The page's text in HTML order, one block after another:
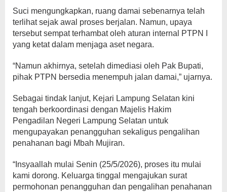
Suci mengungkapkan, ruang damai sebenarnya telah
terlihat sejak awal proses berjalan. Namun, upaya
tersebut sempat terhambat oleh aturan internal PTPN I
yang ketat dalam menjaga aset negara.
“Namun akhirnya, setelah dimediasi oleh Pak Bupati,
pihak PTPN bersedia menempuh jalan damai,” ujarnya.
Sebagai tindak lanjut, Kejari Lampung Selatan kini
tengah berkoordinasi dengan Majelis Hakim
Pengadilan Negeri Lampung Selatan untuk
mengupayakan penangguhan sekaligus pengalihan
penahanan bagi Mbah Mujiran.
“Insyaallah mulai Senin (25/5/2026), proses itu mulai
kami dorong. Keluarga tinggal mengajukan surat
permohonan penangguhan dan pengalihan penahanan